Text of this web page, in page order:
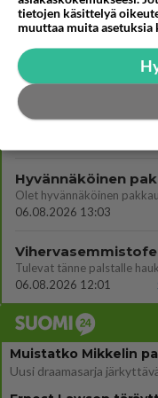
Tykkäätköhän
06.08.2026 07:42
Olet ihana
Hyvännäköinen
Olet hyvännäköinen
06.08.2026 13:03
06.08.2026 12:01
Muistatko Mikkelin
tietojen käsittelyä
muuttaa muita